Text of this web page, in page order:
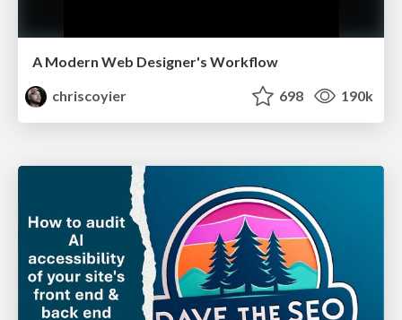
A Modern Web Designer's Workflow
chriscoyier
698 190k